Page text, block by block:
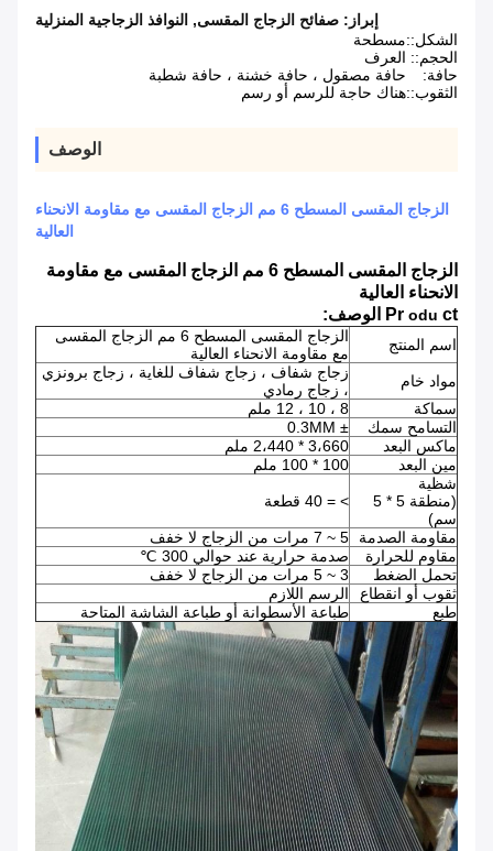
إبراز: صفائح الزجاج المقسى, النوافذ الزجاجية المنزلية
الشكل::مسطحة
الحجم:: العرف
حافة:
حافة مصقول ، حافة خشنة ، حافة شطبة
الثقوب::هناك حاجة للرسم أو رسم
الوصف
الزجاج المقسى المسطح 6 مم الزجاج المقسى مع مقاومة الانحناء
العالية
الزجاج المقسى المسطح 6 مم الزجاج المقسى مع مقاومة
الانحناء العالية
Pr odu ct الوصف:
اسم المنتج
الزجاج المقسى المسطح 6 مم الزجاج المقسى
مع مقاومة الانحناء العالية
مواد خام
زجاج شفاف ، زجاج شفاف للغاية ، زجاج برونزي
، زجاج رمادي
سماكة
8 ، 10 ، 12 ملم
التسامح سمك
± 0.3MM
ماكس البعد
3،660 * 2،440 ملم
مين البعد
100 * 100 ملم
شظية
(منطقة 5 * 5
سم)
> = 40 قطعة
مقاومة الصدمة
5 ~ 7 مرات من الزجاج لا خفف
مقاوم للحرارة
صدمة حرارية عند حوالي 300 ℃
تحمل الضغط
3 ~ 5 مرات من الزجاج لا خفف
ثقوب أو انقطاع
الرسم اللازم
طبع
طباعة الأسطوانة أو طباعة الشاشة المتاحة